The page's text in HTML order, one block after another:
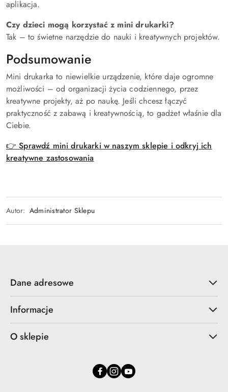
aplikacja.
Czy dzieci mogą korzystać z mini drukarki?
Tak – to świetne narzędzie do nauki i kreatywnych projektów.
Podsumowanie
Mini drukarka to niewielkie urządzenie, które daje ogromne
możliwości – od organizacji życia codziennego, przez
kreatywne projekty, aż po naukę. Jeśli chcesz łączyć
praktyczność z zabawą i kreatywnością, to gadżet właśnie dla
Ciebie.
👉 Sprawdź mini drukarki w naszym sklepie i odkryj ich
kreatywne zastosowania
Autor: Administrator Sklepu
Dane adresowe
Informacje
O sklepie